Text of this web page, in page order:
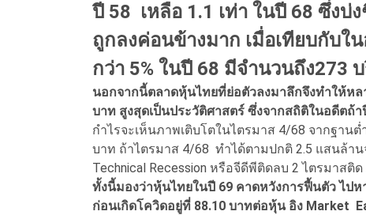
ปี 58 เหลือ 1.1 เท่า ในปี 68 ซึ่งบ่
ถูกลงค่อนข้างมาก เมื่อเทียบกับใ
กว่า 5% ในปี 68 มีจำนวนถึง273
นอกจากนี้ตลาดหุ้นไทยที่ย่อตัวลงมาลึกจึงทำให้
บาท สูงสุดเป็นประวัติศาสตร์ ซึ่งจากสถิติในอดีต
กำไรจะเห็นภาพเติบโตในไตรมาส 4/68 จากฐาน
บาท ถ้าไตรมาส 4/68 ทำได้ตามปกติ 2.5 แสนล้า
Technical Recession หรือจีดีพีติดลบ 2 ไตรมาส
ทั้งนี้มองว่าหุ้นไทยในปี 69 คาดหวังการฟื้นตัว ไป
ก่อนเกิดโควิดอยู่ที่ 88.10 บาทต่อหุ้น อิง Market